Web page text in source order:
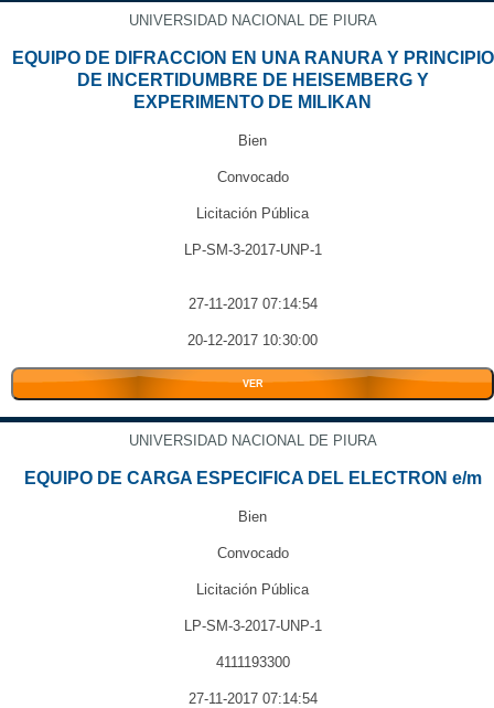
UNIVERSIDAD NACIONAL DE PIURA
EQUIPO DE DIFRACCION EN UNA RANURA Y PRINCIPIO
DE INCERTIDUMBRE DE HEISEMBERG Y
EXPERIMENTO DE MILIKAN
Bien
Convocado
Licitación Pública
LP-SM-3-2017-UNP-1
27-11-2017 07:14:54
20-12-2017 10:30:00
VER
UNIVERSIDAD NACIONAL DE PIURA
EQUIPO DE CARGA ESPECIFICA DEL ELECTRON e/m
Bien
Convocado
Licitación Pública
LP-SM-3-2017-UNP-1
4111193300
27-11-2017 07:14:54